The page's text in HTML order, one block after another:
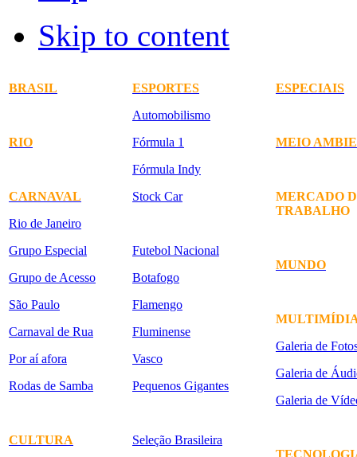
Skip to content
BRASIL
RIO
CARNAVAL
Rio de Janeiro
Grupo Especial
Grupo de Acesso
São Paulo
Carnaval de Rua
Por aí afora
Rodas de Samba
CULTURA
ESPORTES
Automobilismo
Fórmula 1
Fórmula Indy
Stock Car
Futebol Nacional
Botafogo
Flamengo
Fluminense
Vasco
Pequenos Gigantes
Seleção Brasileira
ESPECIAIS
MEIO
MERCADO
TRABALHO
MUNDO
Galeria de
Galeria de
Galeria de